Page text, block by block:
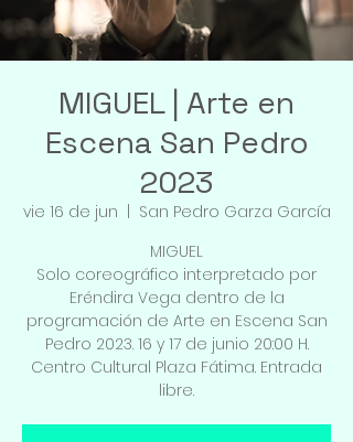
MIGUEL | Arte en
Escena San Pedro
2023
vie 16 de jun
San Pedro Garza García
MIGUEL
Solo coreográfico interpretado por
Eréndira Vega dentro de la
programación de Arte en Escena San
Pedro 2023. 16 y 17 de junio 20:00 H.
Centro Cultural Plaza Fátima. Entrada
libre.